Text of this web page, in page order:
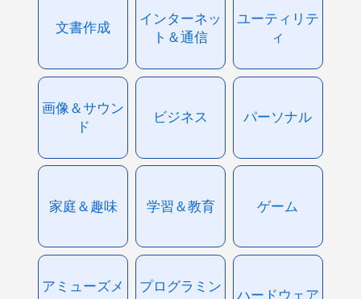
文書作成
インターネッ
ト＆通信
ユーティリテ
ィ
画像＆サウン
ド
ビジネス パーソナル
家庭＆趣味 学習＆教育 ゲーム
アミューズメ
プログラミン
ハードウェア